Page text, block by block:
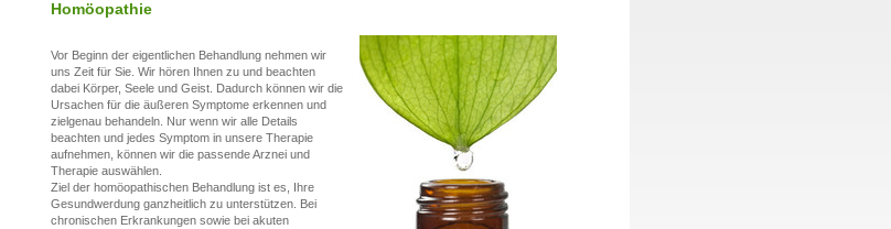
Homöopathie
Vor Beginn der eigentlichen Behandlung nehmen wir
uns Zeit für Sie. Wir hören Ihnen zu und beachten
dabei Körper, Seele und Geist. Dadurch können wir die
Ursachen für die äußeren Symptome erkennen und
zielgenau behandeln. Nur wenn wir alle Details
beachten und jedes Symptom in unsere Therapie
aufnehmen, können wir die passende Arznei und
Therapie auswählen.
Ziel der homöopathischen Behandlung ist es, Ihre
Gesundwerdung ganzheitlich zu unterstützen. Bei
chronischen Erkrankungen sowie bei akuten